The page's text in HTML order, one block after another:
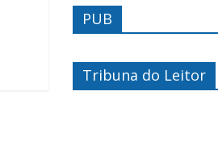
PUB
Tribuna do Leitor